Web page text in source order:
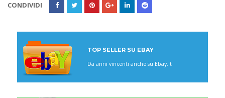
CONDIVIDI
TOP SELLER SU EBAY
Da anni vincenti anche su Ebay.it